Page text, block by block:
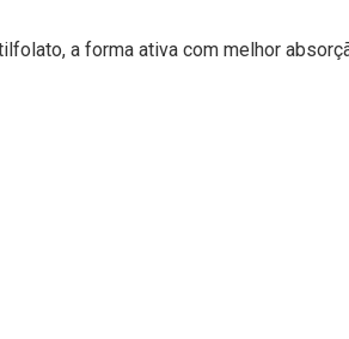
a forma ativa com melhor